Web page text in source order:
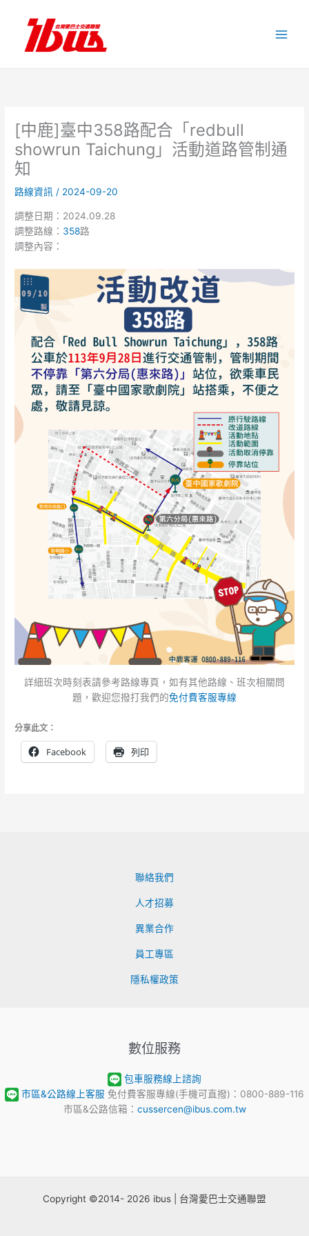
內
[中鹿]臺中358路配合「redbull
showrun Taichung」活動道路管制通
知
路線資訊 / 2024-09-20
調整日期：2024.09.28
調整路線： 358路
調整內容：
詳細班次時刻表請參考路線專頁，如有其他路線、班次相關問
題，歡迎您撥打我們的免付費客服專線
分享此文：
Facebook 列印
聯絡我們
人才招募
異業合作
員工專區
隱私權政策
數位服務
包車服務線上諮詢
市區&公路線上客服 免付費客服專線(手機可直撥)：0800-889-116
市區&公路信箱： cussercen@ibus.com.tw
Copyright ©2014- 2026 ibus | 台灣愛巴士交通聯盟